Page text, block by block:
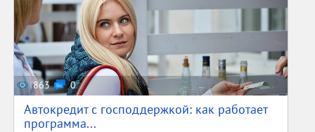
863 0
Автокредит с господдержкой: как работает
программа...